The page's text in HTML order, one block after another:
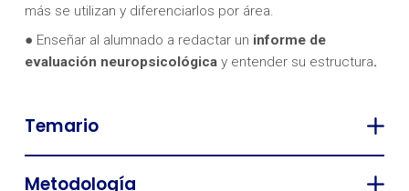
más se utilizan y diferenciarlos por área.
● Enseñar al alumnado a redactar un informe de
evaluación neuropsicológicay entender su estructura.
Temario
Metodología